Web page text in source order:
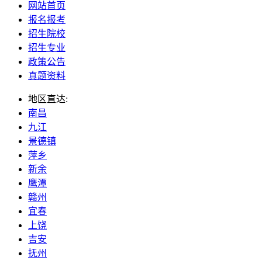
网站首页
报名报考
招生院校
招生专业
政策公告
真题资料
地区直达:
南昌
九江
景德镇
萍乡
新余
鹰潭
赣州
宜春
上饶
吉安
抚州